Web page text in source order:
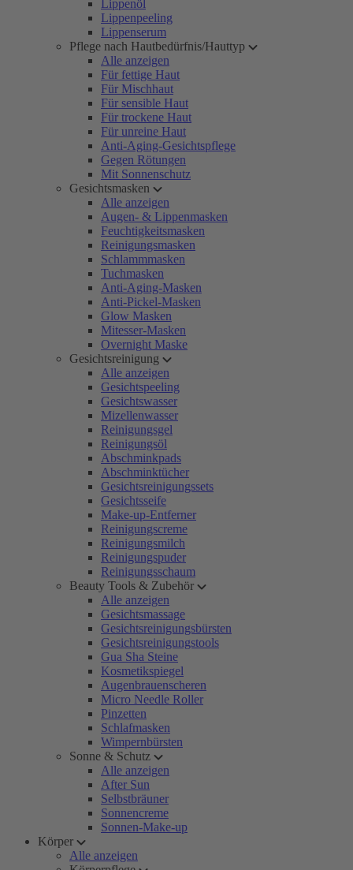
Lippenöl
Lippenpeeling
Lippenserum
Pflege nach Hautbedürfnis/Hauttyp
Alle anzeigen
Für fettige Haut
Für Mischhaut
Für sensible Haut
Für trockene Haut
Für unreine Haut
Anti-Aging-Gesichtspflege
Gegen Rötungen
Mit Sonnenschutz
Gesichtsmasken
Alle anzeigen
Augen- & Lippenmasken
Feuchtigkeitsmasken
Reinigungsmasken
Schlammmasken
Tuchmasken
Anti-Aging-Masken
Anti-Pickel-Masken
Glow Masken
Mitesser-Masken
Overnight Maske
Gesichtsreinigung
Alle anzeigen
Gesichtspeeling
Gesichtswasser
Mizellenwasser
Reinigungsgel
Reinigungsöl
Abschminkpads
Abschminktücher
Gesichtsreinigungssets
Gesichtsseife
Make-up-Entferner
Reinigungscreme
Reinigungsmilch
Reinigungspuder
Reinigungsschaum
Beauty Tools & Zubehör
Alle anzeigen
Gesichtsmassage
Gesichtsreinigungsbürsten
Gesichtsreinigungstools
Gua Sha Steine
Kosmetikspiegel
Augenbrauenscheren
Micro Needle Roller
Pinzetten
Schlafmasken
Wimpernbürsten
Sonne & Schutz
Alle anzeigen
After Sun
Selbstbräuner
Sonnencreme
Sonnen-Make-up
Körper
Alle anzeigen